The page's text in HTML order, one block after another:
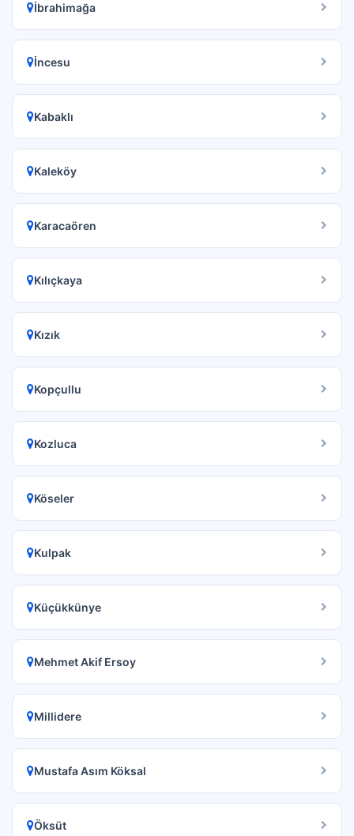
İbrahimağa
İncesu
Kabaklı
Kaleköy
Karacaören
Kılıçkaya
Kızık
Kopçullu
Kozluca
Köseler
Kulpak
Küçükkünye
Mehmet Akif Ersoy
Millidere
Mustafa Asım Köksal
Öksüt